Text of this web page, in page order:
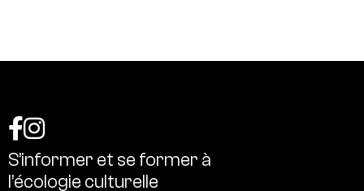
S’informer et se former à
l’écologie culturelle